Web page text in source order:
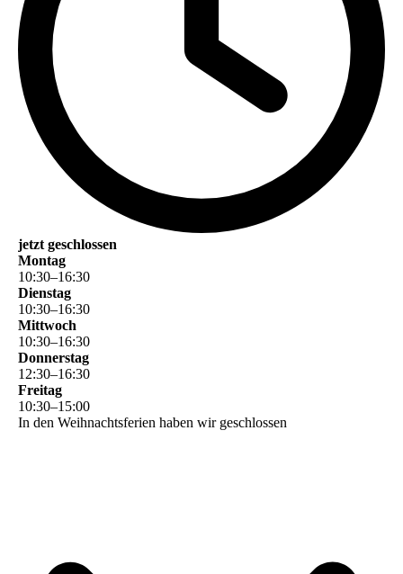
jetzt geschlossen
Montag
10:30–16:30
Dienstag
10:30–16:30
Mittwoch
10:30–16:30
Donnerstag
12:30–16:30
Freitag
10:30–15:00
In den Weihnachtsferien haben wir geschlossen